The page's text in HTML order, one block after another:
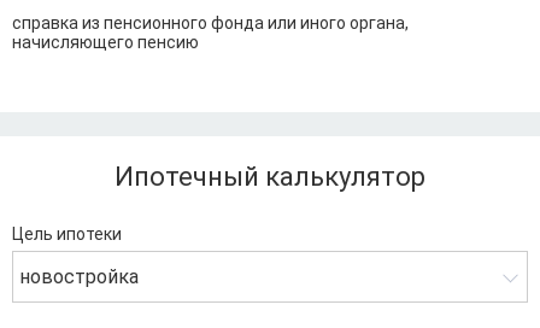
справка из пенсионного фонда или иного органа,
начисляющего пенсию
Ипотечный калькулятор
Цель ипотеки
новостройка